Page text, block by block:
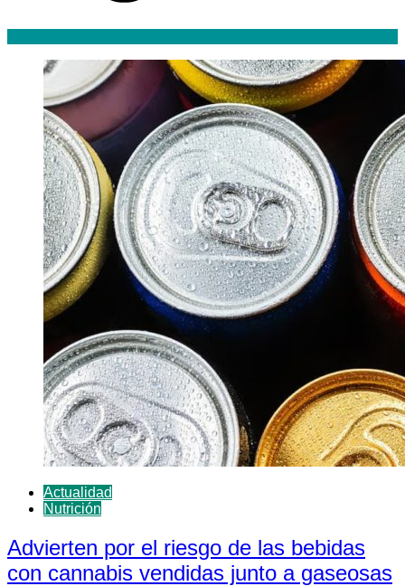
Actualidad
Nutrición
Advierten por el riesgo de las bebidas
con cannabis vendidas junto a gaseosas